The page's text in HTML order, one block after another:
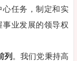
任务，制定和实
业发展的领导权
列 。我们党秉持高